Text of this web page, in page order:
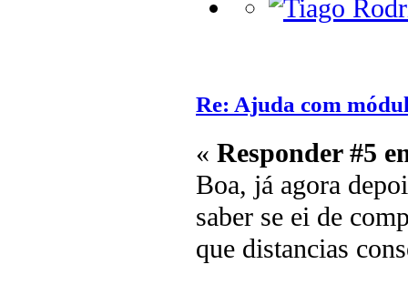
Re: Ajuda com
« Responder #5
Boa, já agora
saber se ei de
que distancias